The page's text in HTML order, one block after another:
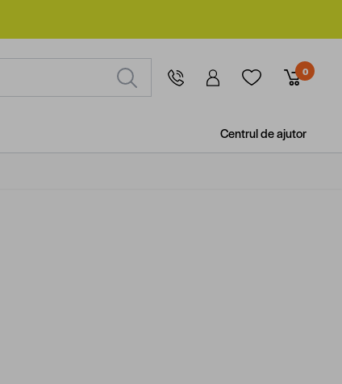
0
Centrul de ajutor